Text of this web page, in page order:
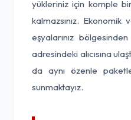
yükleriniz için komple
kalmazsınız. Ekonomik
eşyalarınız
adresindeki alıcısına
da aynı özenle
sunmaktayız.